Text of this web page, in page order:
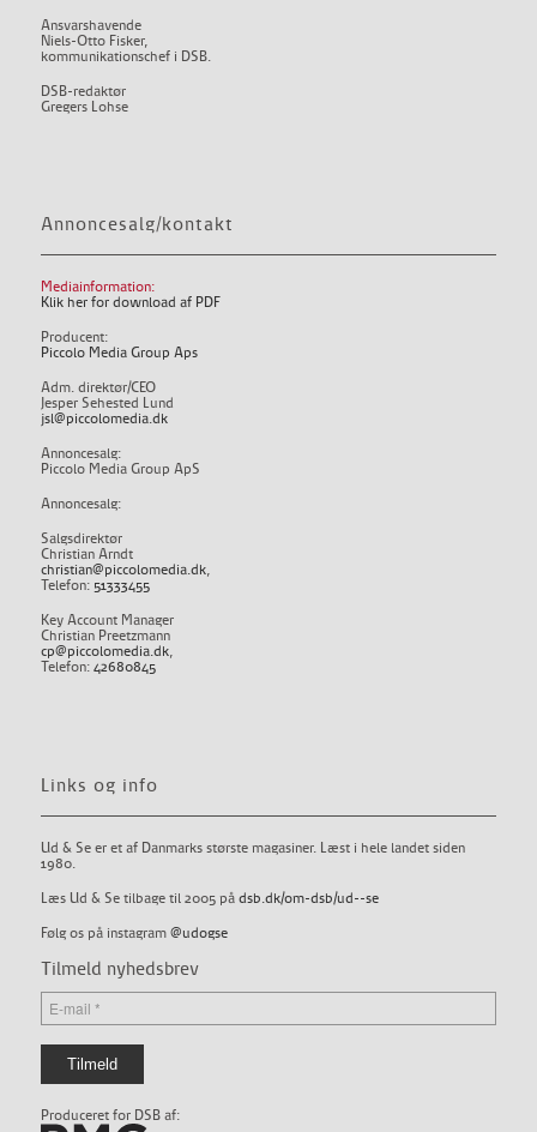
Ansvarshavende
Niels-Otto Fisker,
kommunikationschef i DSB.
DSB-redaktør
Gregers Lohse
Annoncesalg/kontakt
Mediainformation:
Klik her for download af PDF
Producent:
Piccolo Media Group Aps
Adm. direktør/CEO
Jesper Sehested Lund
jsl@piccolomedia.dk
Annoncesalg:
Piccolo Media Group ApS
Annoncesalg:
Salgsdirektør
Christian Arndt
christian@piccolomedia.dk,
Telefon: 51333455
Key Account Manager
Christian Preetzmann
cp@piccolomedia.dk,
Telefon: 42680845
Links og info
Ud & Se er et af Danmarks største magasiner. Læst i hele landet siden
1980.
Læs Ud & Se tilbage til 2005 på dsb.dk/om-dsb/ud--se
Følg os på instagram @udogse
Tilmeld nyhedsbrev
Produceret for DSB af: